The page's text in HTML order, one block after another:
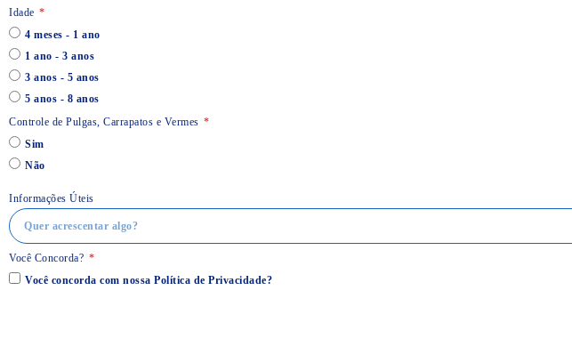
Idade
4 meses - 1 ano
1 ano - 3 anos
3 anos - 5 anos
5 anos - 8 anos
Controle de Pulgas, Carrapatos e Vermes
Sim
Não
Informações Úteis
Você Concorda?
Você concorda com nossa Política de Privacidade?